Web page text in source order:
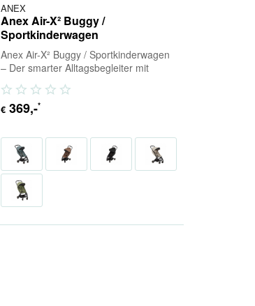
ANEX
Anex Air-X² Buggy /
Sportkinderwagen
Anex Air-X² Buggy / Sportkinderwagen
– Der smarter Alltagsbegleiter mit
echter...
€ 369,-*